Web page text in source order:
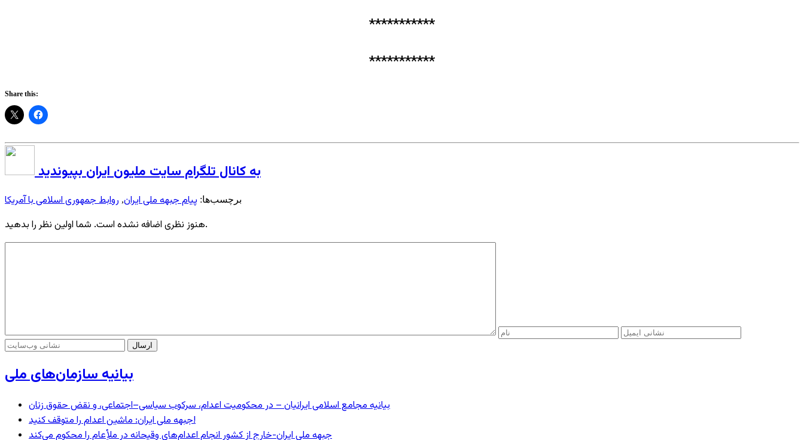
***********
***********
Share this:
به کانال تلگرام سایت ملیون ایران بپیوندید
برچسب‌ها: پیام جبهه ملی ایران, روابط جمهوری اسلامی با آمریکا
هنوز نظری اضافه نشده است. شما اولین نظر را بدهید.
بیانیه سازمان‌های ملی
بیانیه مجامع اسلامی ایرانیان – در محکومیت اعدام، سرکوب سیاسی–اجتماعی، و نقض حقوق زنان
جبهه ملی ایران: ماشین اعدام را متوقف کنید!
جبهه ملی ایران-خارج از کشور انجام اعدام‌های وقیحانه در ملأِعام را محکوم می‌کند